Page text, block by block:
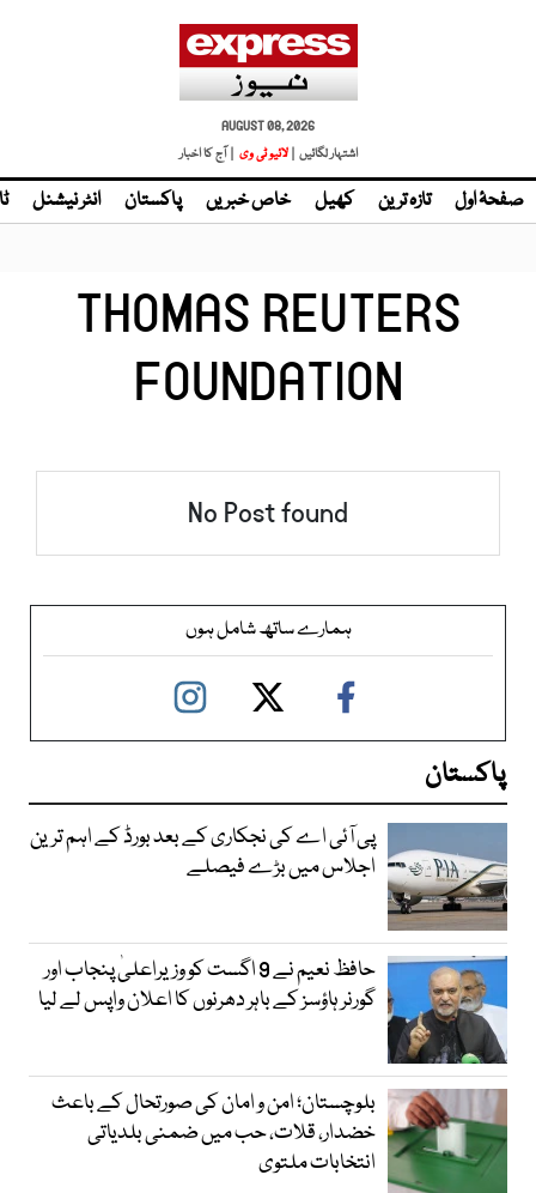
AUGUST 08, 2026
اشتہار لگائیں | لائیو ٹی وی | آج کا اخبار
صفحۂ اول تازہ ترین کھیل خاص خبریں پاکستان انٹر نیشنل
THOMAS REUTERS
FOUNDATION
No Post found
ہمارے ساتھ شامل ہوں
پاکستان
پی آئی اے کی نجکاری کے بعد بورڈ کے اہم ترین
اجلاس میں بڑے فیصلے
حافظ نعیم نے 9 اگست کو وزیراعلیٰ پنجاب اور
گورنر ہاؤسز کے باہر دھرنوں کا اعلان واپس لے لیا
بلوچستان؛ امن و امان کی صورتحال کے باعث
خضدار، قلات، حب میں ضمنی بلدیاتی
انتخابات ملتوی